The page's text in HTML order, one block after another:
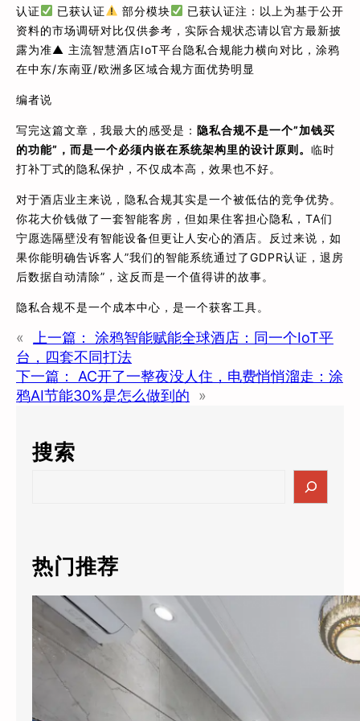
认证
已获认证 部分模块
已获认证注：以上为基于公开
资料的市场调研对比仅供参考，实际合规状态请以官方最新披
露为准▲ 主流智慧酒店IoT平台隐私合规能力横向对比，涂鸦
在中东/东南亚/欧洲多区域合规方面优势明显
编者说
写完这篇文章，我最大的感受是： 隐私合规不是一个”加钱买
的功能”，而是一个必须内嵌在系统架构里的设计原则。 临时
打补丁式的隐私保护，不仅成本高，效果也不好。
对于酒店业主来说，隐私合规其实是一个被低估的竞争优势。
你花大价钱做了一套智能客房，但如果住客担心隐私，TA们
宁愿选隔壁没有智能设备但更让人安心的酒店。反过来说，如
果你能明确告诉客人”我们的智能系统通过了GDPR认证，退房
后数据自动清除”，这反而是一个值得讲的故事。
隐私合规不是一个成本中心，是一个获客工具。
« 上一篇：
涂鸦智能赋能全球酒店：同一个IoT平
台，四套不同打法
下一篇：
AC开了一整夜没人住，电费悄悄溜走：涂
鸦AI节能30%是怎么做到的
»
搜索
c
h
热门推荐